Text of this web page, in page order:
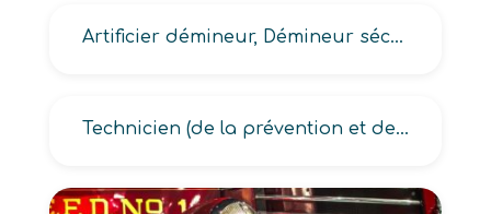
Artificier démineur, Démineur sécurité civile
Technicien (de la prévention et de lutte contre les sinistres, en sécurité incendie et secourisme)